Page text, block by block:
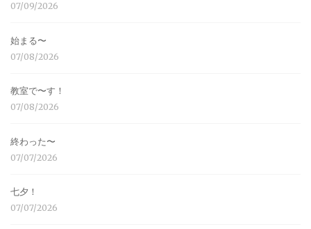
07/09/2026
始まる〜
07/08/2026
教室で〜す！
07/08/2026
終わった〜
07/07/2026
七夕！
07/07/2026